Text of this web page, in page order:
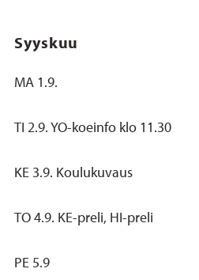
Syyskuu
MA 1.9.
TI 2.9. YO-koeinfo klo 11.30
KE 3.9. Koulukuvaus
TO 4.9. KE-preli, HI-preli
PE 5.9